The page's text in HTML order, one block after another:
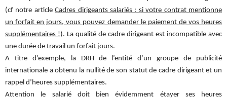
(cf notre articleCadres dirigeants salariés : si votre contrat mentionne
un forfait en jours, vous pouvez demander le paiement de vos heures
supplémentaires !). La qualité de cadre dirigeant est incompatible avec
une durée de travail un forfait jours.
A titre d’exemple, la DRH de l’entité d’un groupe de publicité
internationale a obtenu la nullité de son statut de cadre dirigeant et un
rappel d’heures supplémentaires.
Attention le salarié doit bien évidemment étayer ses heures